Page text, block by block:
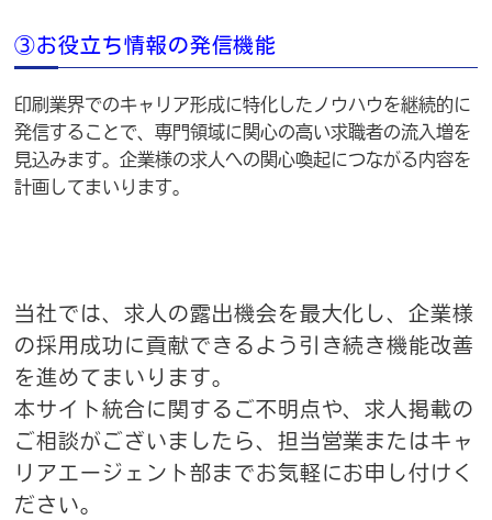
③お役立ち情報の発信機能
印刷業界でのキャリア形成に特化したノウハウを継続的に
発信することで、専門領域に関心の高い求職者の流入増を
見込みます。企業様の求人への関心喚起につながる内容を
計画してまいります。
当社では、求人の露出機会を最大化し、企業様
の採用成功に貢献できるよう引き続き機能改善
を進めてまいります。
本サイト統合に関するご不明点や、求人掲載の
ご相談がございましたら、担当営業またはキャ
リアエージェント部までお気軽にお申し付けく
ださい。